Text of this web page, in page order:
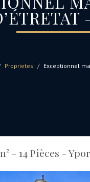
Proprietes Exceptionnel
- 14 Pièces - Yport